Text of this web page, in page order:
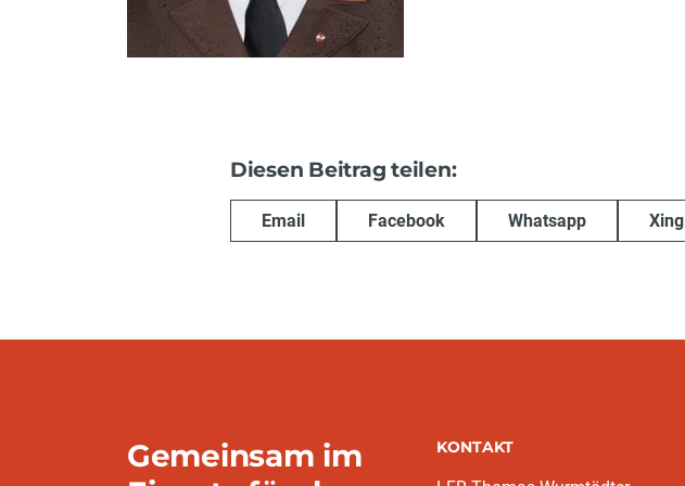
Diesen Beitrag teilen:
Email Facebook Whatsapp Xing
Gemeinsam im
KONTAKT